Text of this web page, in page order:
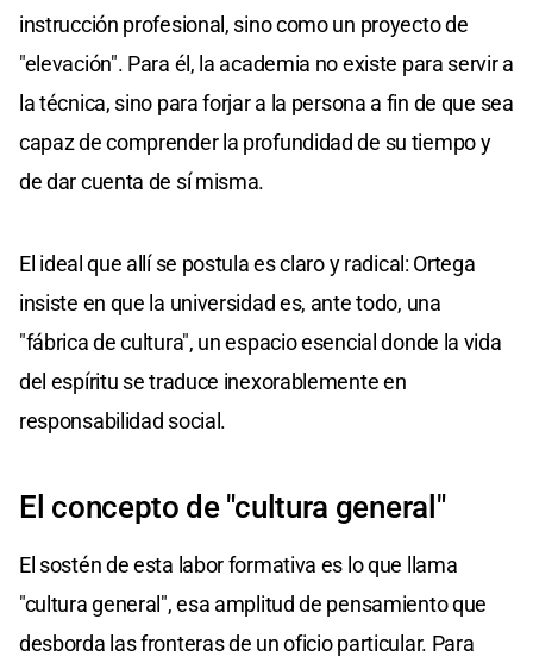
instrucción profesional, sino como un proyecto de
"elevación". Para él, la academia no existe para servir a
la técnica, sino para forjar a la persona a fin de que sea
capaz de comprender la profundidad de su tiempo y
de dar cuenta de sí misma.
El ideal que allí se postula es claro y radical: Ortega
insiste en que la universidad es, ante todo, una
"fábrica de cultura", un espacio esencial donde la vida
del espíritu se traduce inexorablemente en
responsabilidad social.
El concepto de "cultura general"
El sostén de esta labor formativa es lo que llama
"cultura general", esa amplitud de pensamiento que
desborda las fronteras de un oficio particular. Para